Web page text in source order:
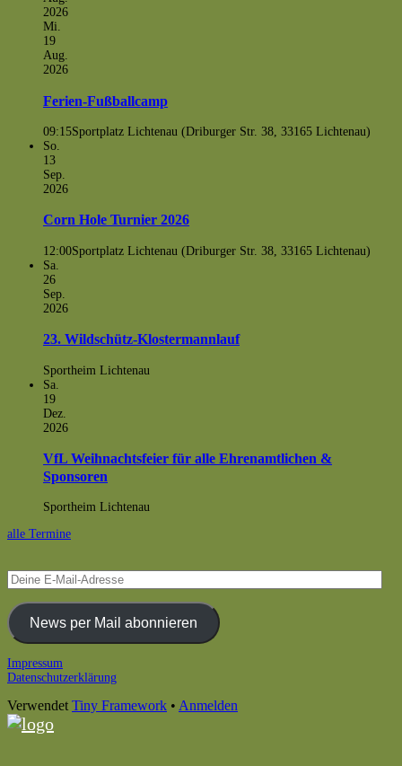
2026
Mi.
19
Aug.
2026
Ferien-Fußballcamp
09:15Sportplatz Lichtenau (Driburger Str. 38, 33165 Lichtenau)
So.
13
Sep.
2026
Corn Hole Turnier 2026
12:00Sportplatz Lichtenau (Driburger Str. 38, 33165 Lichtenau)
Sa.
26
Sep.
2026
23. Wildschütz-Klostermannlauf
Sportheim Lichtenau
Sa.
19
Dez.
2026
VfL Weihnachtsfeier für alle Ehrenamtlichen &
Sponsoren
Sportheim Lichtenau
alle Termine
Deine
E-
Mail-
AdresseNews per Mail abonnieren
Footer
Impressum
Datenschutzerklärung
Verwendet Tiny Framework • Anmelden